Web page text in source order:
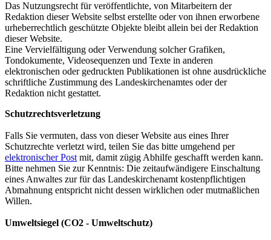
Das Nutzungsrecht für veröffentlichte, von Mitarbeitern der
Redaktion dieser Website selbst erstellte oder von ihnen erworbene
urheberrechtlich geschützte Objekte bleibt allein bei der Redaktion
dieser Website.
Eine Vervielfältigung oder Verwendung solcher Grafiken,
Tondokumente, Videosequenzen und Texte in anderen
elektronischen oder gedruckten Publikationen ist ohne ausdrückliche
schriftliche Zustimmung des Landeskirchenamtes oder der
Redaktion nicht gestattet.
Schutzrechtsverletzung
Falls Sie vermuten, dass von dieser Website aus eines Ihrer
Schutzrechte verletzt wird, teilen Sie das bitte umgehend per
elektronischer Post mit, damit zügig Abhilfe geschafft werden kann.
Bitte nehmen Sie zur Kenntnis: Die zeitaufwändigere Einschaltung
eines Anwaltes zur für das Landeskirchenamt kostenpflichtigen
Abmahnung entspricht nicht dessen wirklichen oder mutmaßlichen
Willen.
Umweltsiegel (CO2 - Umweltschutz)